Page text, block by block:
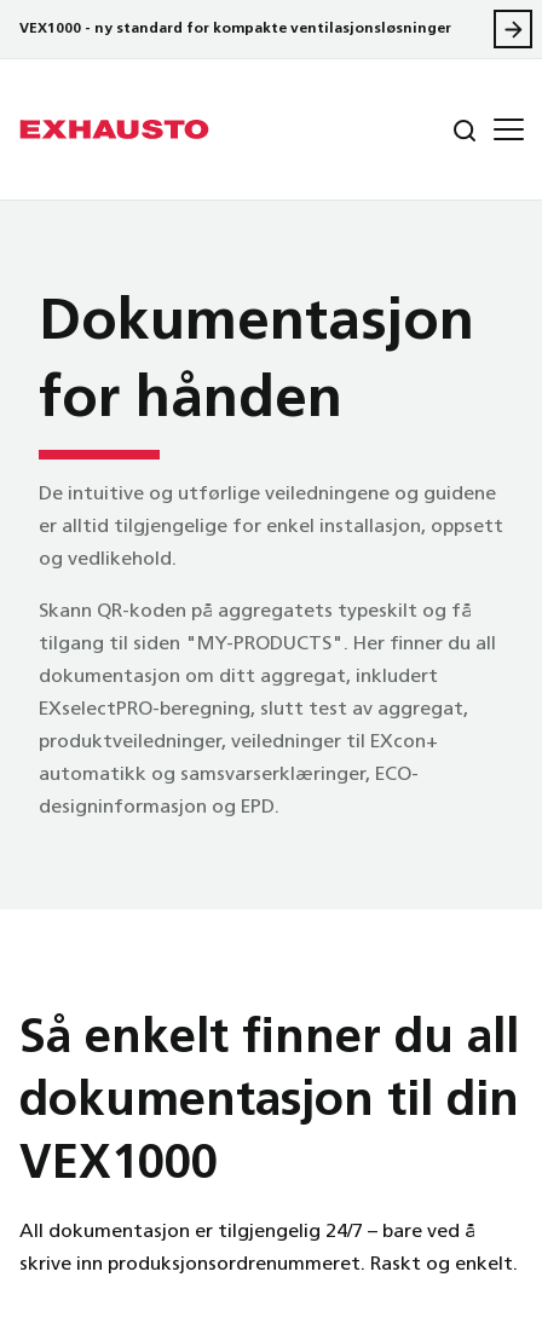
VEX1000 - ny standard for kompakte ventilasjonsløsninger
Dokumentasjon
for hånden
De intuitive og utførlige veiledningene og guidene
er alltid tilgjengelige for enkel installasjon, oppsett
og vedlikehold.
Skann QR-koden på aggregatets typeskilt og få
tilgang til siden "MY-PRODUCTS". Her finner du all
dokumentasjon om ditt aggregat, inkludert
EXselectPRO-beregning, slutt test av aggregat,
produktveiledninger, veiledninger til EXcon+
automatikk og samsvarserklæringer, ECO-
designinformasjon og EPD.
Så enkelt finner du all
dokumentasjon til din
VEX1000
All dokumentasjon er tilgjengelig 24/7 – bare ved å
skrive inn produksjonsordrenummeret. Raskt og enkelt.